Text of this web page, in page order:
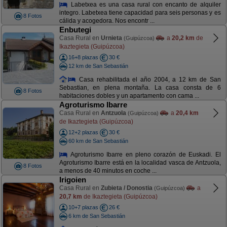
8 Fotos
Labetxea es una casa rural con encanto de alquiler
integro. Labetxea tiene capacidad para seis personas y es
cálida y acogedora. Nos encontr ...
8 Fotos
Enbutegi
Casa Rural en Urnieta (Guipúzcoa) a 20,2 km de
Ikaztegieta (Guipúzcoa)
16+8 plazas
30 €
12 km de San Sebastián
Casa rehabilitada el año 2004, a 12 km de San
Sebastian, en plena montaña. La casa consta de 6
habitaciones dobles y un apartamento con cama ...
8 Fotos
Agroturismo Ibarre
Casa Rural en Antzuola (Guipúzcoa) a 20,4 km
de Ikaztegieta (Guipúzcoa)
12+2 plazas
30 €
60 km de San Sebastián
Agroturismo Ibarre en pleno corazón de Euskadi. El
Agroturismo Ibarre está en la localidad vasca de Antzuola,
a menos de 40 minutos en coche ...
Irigoien
Casa Rural en Zubieta / Donostia (Guipúzcoa)
a
20,7 km de Ikaztegieta (Guipúzcoa)
10+7 plazas
26 €
6 km de San Sebastián